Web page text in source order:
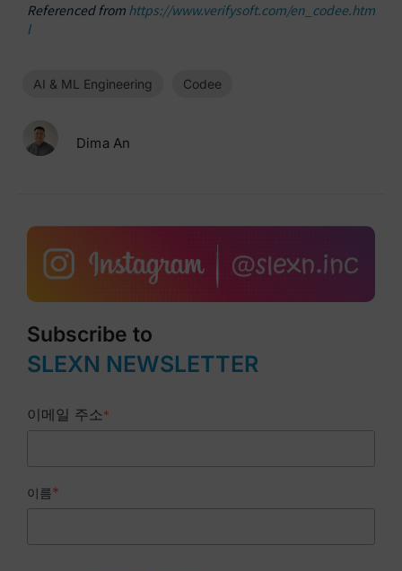
Referenced from https://www.verifysoft.com/en_codee.htm
l
AI & ML Engineering Codee
Dima An
Subscribe to
SLEXN NEWSLETTER
이메일 주소*
이름*